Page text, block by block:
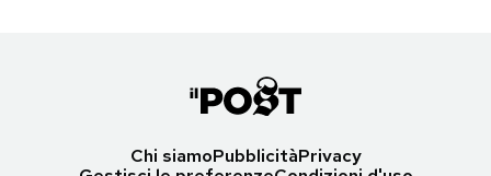
Chi siamoPubblicitàPrivacy